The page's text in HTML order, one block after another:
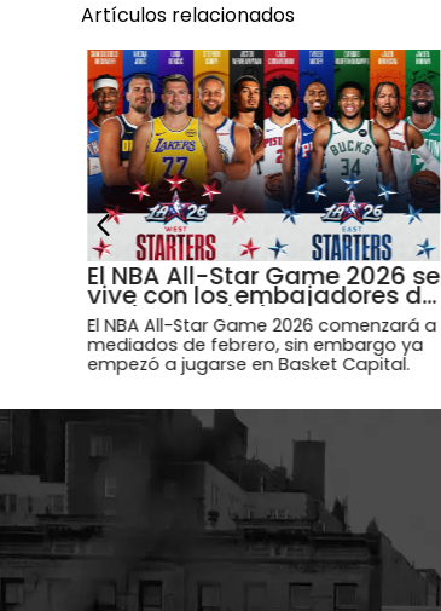
Artículos relacionados
El NBA All-Star Game 2026 se
vive con los embajadores de
Basket Capital
El NBA All-Star Game 2026 comenzará a
mediados de febrero, sin embargo ya
empezó a jugarse en Basket Capital.